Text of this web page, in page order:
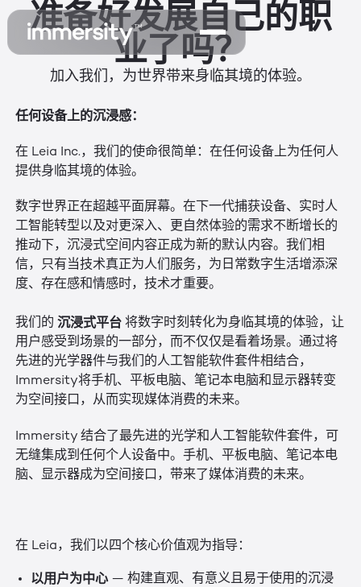
准备好发展自己的职
业了吗？
加入我们，为世界带来身临其境的体验。
任何设备上的沉浸感：
在 Leia Inc.，我们的使命很简单：在任何设备上为任何人
提供身临其境的体验。
数字世界正在超越平面屏幕。在下一代捕获设备、实时人
工智能转型以及对更深入、更自然体验的需求不断增长的
推动下，沉浸式空间内容正成为新的默认内容。我们相
信，只有当技术真正为人们服务，为日常数字生活增添深
度、存在感和情感时，技术才重要。
我们的 沉浸式平台 将数字时刻转化为身临其境的体验，让
用户感受到场景的一部分，而不仅仅是看着场景。通过将
先进的光学器件与我们的人工智能软件套件相结合，
Immersity将手机、平板电脑、笔记本电脑和显示器转变
为空间接口，从而实现媒体消费的未来。
Immersity 结合了最先进的光学和人工智能软件套件，可
无缝集成到任何个人设备中。手机、平板电脑、笔记本电
脑、显示器成为空间接口，带来了媒体消费的未来。
在 Leia，我们以四个核心价值观为指导：
以用户为中心— 构建直观、有意义且易于使用的沉浸